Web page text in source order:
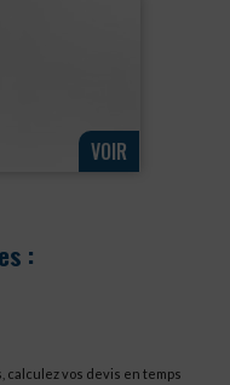
VOIR
:
calculez vos devis en temps